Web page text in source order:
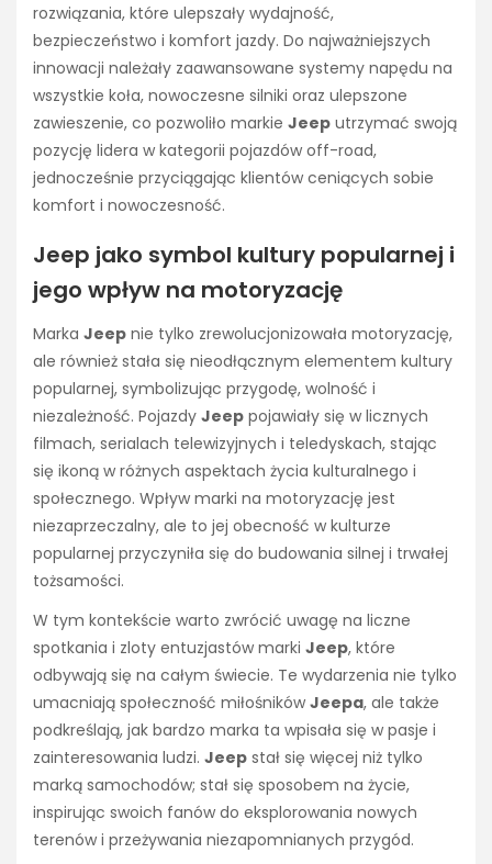
rozwiązania, które ulepszały wydajność,
bezpieczeństwo i komfort jazdy. Do najważniejszych
innowacji należały zaawansowane systemy napędu na
wszystkie koła, nowoczesne silniki oraz ulepszone
zawieszenie, co pozwoliło markie Jeep utrzymać swoją
pozycję lidera w kategorii pojazdów off-road,
jednocześnie przyciągając klientów ceniących sobie
komfort i nowoczesność.
Jeep jako symbol kultury popularnej i
jego wpływ na motoryzację
Marka Jeep nie tylko zrewolucjonizowała motoryzację,
ale również stała się nieodłącznym elementem kultury
popularnej, symbolizując przygodę, wolność i
niezależność. Pojazdy Jeep pojawiały się w licznych
filmach, serialach telewizyjnych i teledyskach, stając
się ikoną w różnych aspektach życia kulturalnego i
społecznego. Wpływ marki na motoryzację jest
niezaprzeczalny, ale to jej obecność w kulturze
popularnej przyczyniła się do budowania silnej i trwałej
tożsamości.
W tym kontekście warto zwrócić uwagę na liczne
spotkania i zloty entuzjastów marki Jeep, które
odbywają się na całym świecie. Te wydarzenia nie tylko
umacniają społeczność miłośników Jeepa, ale także
podkreślają, jak bardzo marka ta wpisała się w pasje i
zainteresowania ludzi. Jeep stał się więcej niż tylko
marką samochodów; stał się sposobem na życie,
inspirując swoich fanów do eksplorowania nowych
terenów i przeżywania niezapomnianych przygód.